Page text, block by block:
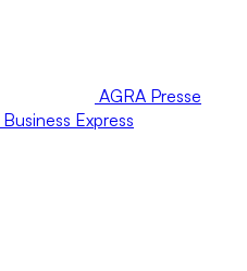
AGRA Presse
Business Express